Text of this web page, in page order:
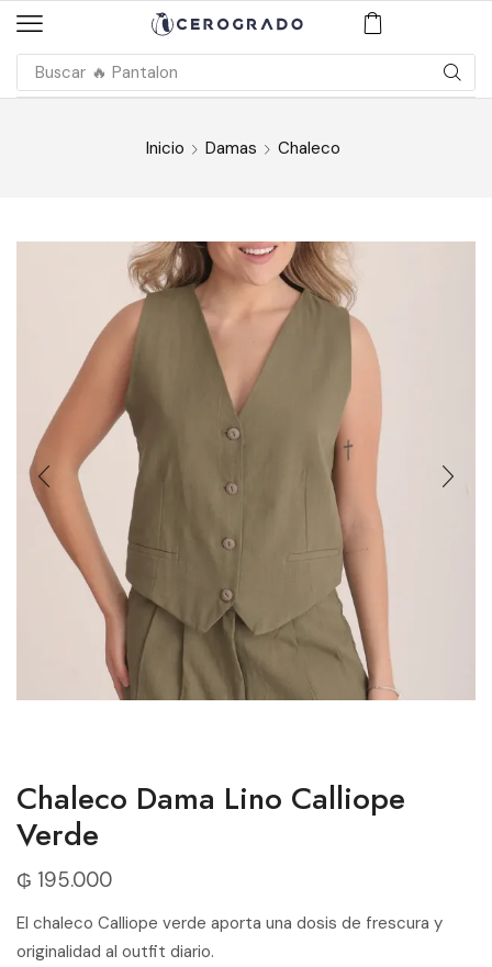
Buscar 🔥 Pantalon
Inicio Damas Chaleco
Chaleco Dama Lino Calliope
Verde
₲ 195.000
El chaleco Calliope verde aporta una dosis de frescura y
originalidad al outfit diario.